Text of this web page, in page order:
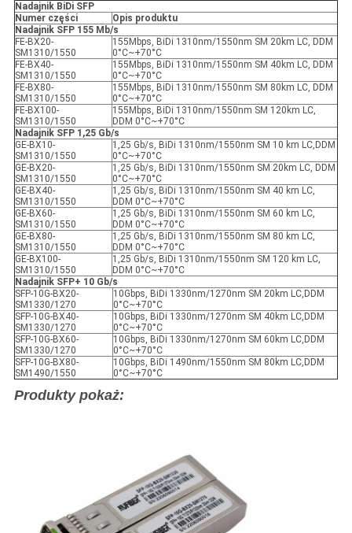
Nadajnik BiDi SFP
Numer części
Opis produktu
Nadajnik SFP 155 Mb/s
FE-BX20-
SM1310/1550
155Mbps, BiDi 1310nm/1550nm SM 20km LC, DDM
0°C~+70°C
FE-BX40-
SM1310/1550
155Mbps, BiDi 1310nm/1550nm SM 40km LC, DDM
0°C~+70°C
FE-BX80-
SM1310/1550
155Mbps, BiDi 1310nm/1550nm SM 80km LC, DDM
0°C~+70°C
FE-BX100-
SM1310/1550
155Mbps, BiDi 1310nm/1550nm SM 120km LC,
DDM 0°C~+70°C
Nadajnik SFP 1,25 Gb/s
GE-BX10-
SM1310/1550
1,25 Gb/s, BiDi 1310nm/1550nm SM 10 km LC,DDM
0°C~+70°C
GE-BX20-
SM1310/1550
1,25 Gb/s, BiDi 1310nm/1550nm SM 20km LC, DDM
0°C~+70°C
GE-BX40-
SM1310/1550
1,25 Gb/s, BiDi 1310nm/1550nm SM 40 km LC,
DDM 0°C~+70°C
GE-BX60-
SM1310/1550
1,25 Gb/s, BiDi 1310nm/1550nm SM 60 km LC,
DDM 0°C~+70°C
GE-BX80-
SM1310/1550
1,25 Gb/s, BiDi 1310nm/1550nm SM 80 km LC,
DDM 0°C~+70°C
GE-BX100-
SM1310/1550
1,25 Gb/s, BiDi 1310nm/1550nm SM 120 km LC,
DDM 0°C~+70°C
Nadajnik SFP+ 10 Gb/s
SFP-10G-BX20-
SM1330/1270
10Gbps, BiDi 1330nm/1270nm SM 20km LC,DDM
0°C~+70°C
SFP-10G-BX40-
SM1330/1270
10Gbps, BiDi 1330nm/1270nm SM 40km LC,DDM
0°C~+70°C
SFP-10G-BX60-
SM1330/1270
10Gbps, BiDi 1330nm/1270nm SM 60km LC,DDM
0°C~+70°C
SFP-10G-BX80-
SM1490/1550
10Gbps, BiDi 1490nm/1550nm SM 80km LC,DDM
0°C~+70°C
Produkty pokaż: